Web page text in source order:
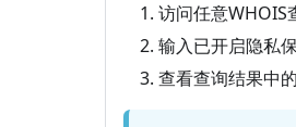
访问任意WHOIS
输入已开启隐私
查看查询结果中